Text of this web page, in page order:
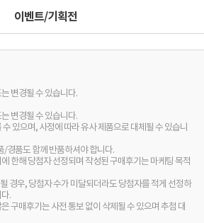
이벤트/기획전
변경될 수 있습니다.
변경될 수 있습니다.
있으며, 사정에 따라 유사 제품으로 대체될 수 있습니
/경품도 함께 반품하셔야 합니다.
한해 당첨자 선정되며 작성된 구매후기는 마케팅 목적
경우, 당첨자 수가 미달되더라도 당첨자를 적게 선정하
.
구매후기는 사전 통보 없이 삭제될 수 있으며 추첨 대